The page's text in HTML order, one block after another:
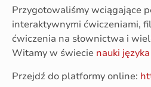
Przygotowaliśmy wciągające
interaktywnymi ćwiczeniami,
ćwiczenia na słownictwa i
Witamy w świecie nauki
Przejdź do platformy online: